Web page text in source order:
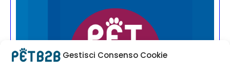
Gestisci Consenso Cookie